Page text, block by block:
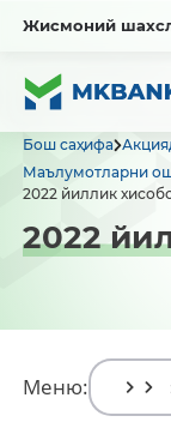
Жисмоний
Бош саҳифа
Маълумотларни
2022 йиллик
2022
Меню: